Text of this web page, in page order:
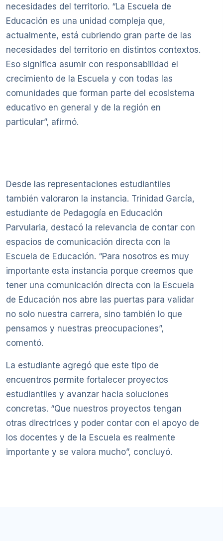
necesidades del territorio. “La Escuela de
Educación es una unidad compleja que,
actualmente, está cubriendo gran parte de las
necesidades del territorio en distintos contextos.
Eso significa asumir con responsabilidad el
crecimiento de la Escuela y con todas las
comunidades que forman parte del ecosistema
educativo en general y de la región en
particular”, afirmó.
Desde las representaciones estudiantiles
también valoraron la instancia. Trinidad García,
estudiante de Pedagogía en Educación
Parvularia, destacó la relevancia de contar con
espacios de comunicación directa con la
Escuela de Educación. “Para nosotros es muy
importante esta instancia porque creemos que
tener una comunicación directa con la Escuela
de Educación nos abre las puertas para validar
no solo nuestra carrera, sino también lo que
pensamos y nuestras preocupaciones”,
comentó.
La estudiante agregó que este tipo de
encuentros permite fortalecer proyectos
estudiantiles y avanzar hacia soluciones
concretas. “Que nuestros proyectos tengan
otras directrices y poder contar con el apoyo de
los docentes y de la Escuela es realmente
importante y se valora mucho”, concluyó.